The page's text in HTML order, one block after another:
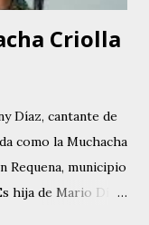
Criolla
Díaz, cantante de
como la Muchacha
Requena, municipio
hija de Mario Díaz